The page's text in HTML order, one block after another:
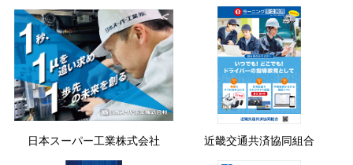
日本スーパー工業株式会社 近畿交通共済協同組合